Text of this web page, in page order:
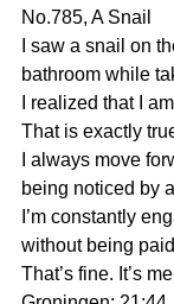
No.785, A Snail
I saw a snail on
bathroom while
I realized that I
That is exactly
I always move
being noticed by
I’m constantly
without being
That’s fine. It’s